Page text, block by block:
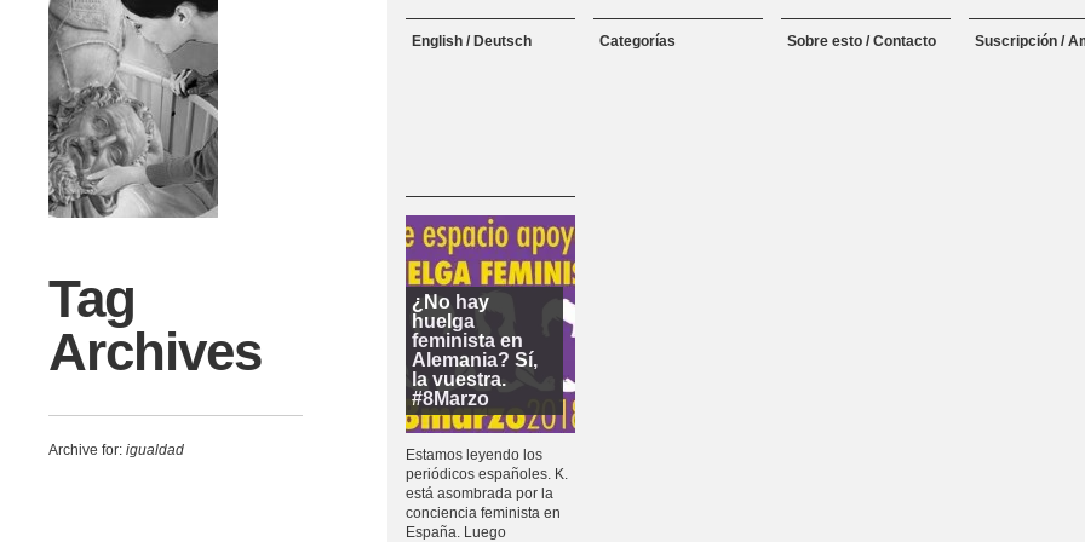
Tag
Archives
Archive for: igualdad
Skip to content
English / Deutsch
Categorías Sobre esto / Contacto Suscripción /
¿No hay
huelga
feminista en
Alemania? Sí,
la vuestra.
#8Marzo
Estamos leyendo los
periódicos españoles. K.
está asombrada por la
conciencia feminista en
España. Luego